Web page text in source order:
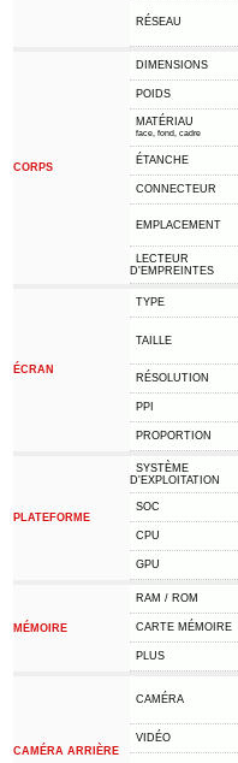
RÉSEAU
CORPS
DIMENSIONS
POIDS
MATÉRIAU
face, fond, cadre
ÉTANCHE
CONNECTEUR
EMPLACEMENT
LECTEUR
D'EMPREINTES
ÉCRAN
TYPE
TAILLE
RÉSOLUTION
PPI
PROPORTION
PLATEFORME
SYSTÈME
D'EXPLOITATION
SOC
CPU
GPU
MÉMOIRE
RAM / ROM
CARTE MÉMOIRE
PLUS
CAMÉRA ARRIÈRE
CAMÉRA
VIDÉO